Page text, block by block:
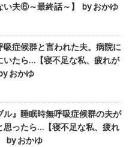
い夫⑥～最終話～】 by おかゆ
吸症候群と言われた夫。病院に
いたら…【寝不足な私、疲れが
おかゆ
ル』睡眠時無呼吸症候群の夫が
思ったら…【寝不足な私、疲れ
by おかゆ